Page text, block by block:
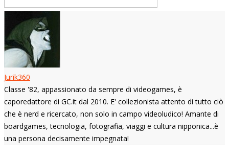
Jurik360
Classe '82, appassionato da sempre di videogames, è
caporedattore di GC.it dal 2010. E' collezionista attento di tutto ciò
che è nerd e ricercato, non solo in campo videoludico! Amante di
boardgames, tecnologia, fotografia, viaggi e cultura nipponica...è
una persona decisamente impegnata!